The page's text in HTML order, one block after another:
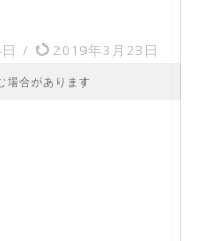
/ 2019年3月23日
場合があります